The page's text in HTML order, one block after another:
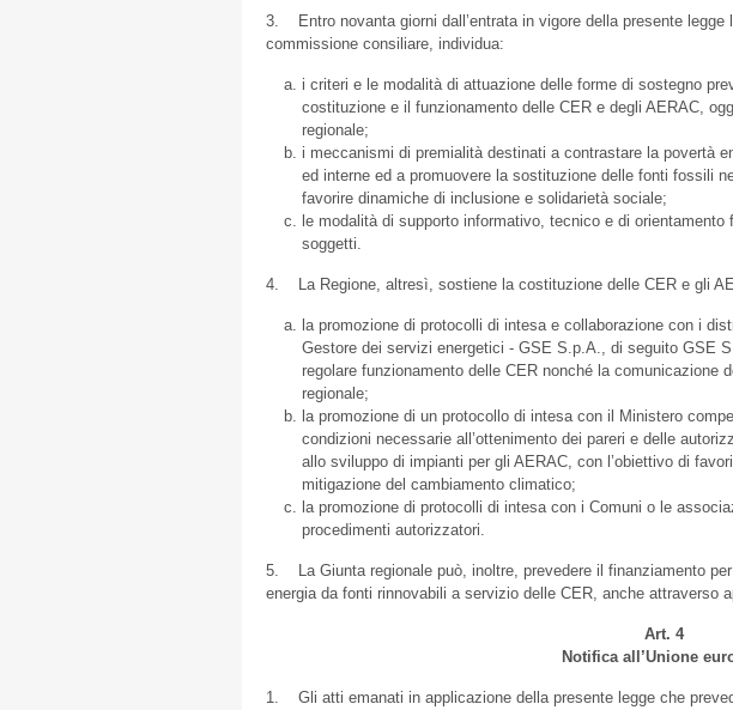
3. Entro novanta giorni dall’entrata in vigore della presente legge
commissione consiliare, individua:
i criteri e le modalità di attuazione delle forme di sostegno
costituzione e il funzionamento delle CER e degli AERAC,
regionale;
i meccanismi di premialità destinati a contrastare la povertà
ed interne ed a promuovere la sostituzione delle fonti fossili
favorire dinamiche di inclusione e solidarietà sociale;
le modalità di supporto informativo, tecnico e di
soggetti.
4. La Regione, altresì, sostiene la costituzione delle CER e gli
la promozione di protocolli di intesa e collaborazione con i
Gestore dei servizi energetici - GSE S.p.A., di seguito GSE
regolare funzionamento delle CER nonché la comunicazione
regionale;
la promozione di un protocollo di intesa con il Ministero
condizioni necessarie all’ottenimento dei pareri e delle
allo sviluppo di impianti per gli AERAC, con l’obiettivo di
mitigazione del cambiamento climatico;
la promozione di protocolli di intesa con i Comuni o le
procedimenti autorizzatori.
5. La Giunta regionale può, inoltre, prevedere il finanziamento
energia da fonti rinnovabili a servizio delle CER, anche attraverso
Art. 4
Notifica all’Unione
1. Gli atti emanati in applicazione della presente legge che